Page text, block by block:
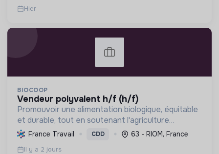
Hier
BIOCOOP
vendeur polyvalent h/f (h/f)
Promouvoir une alimentation biologique, équitable
et durable, tout en soutenant l'agriculture
paysanne, en réduisant les déchets et en agissant
pour une société plus juste et solidaire.
France Travail CDD 63 - RIOM, France
Il y a 2 jours